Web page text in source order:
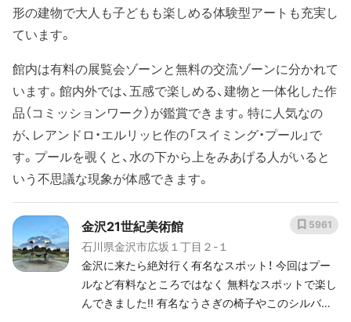
形の建物で大人も子どもも楽しめる体験型アートも充実し
ています。
館内は有料の展覧会ゾーンと無料の交流ゾーンに分かれて
います。館内外では、五感で楽しめる、建物と一体化した作
品（コミッションワーク）が鑑賞できます。特に人気なの
が、レアンドロ・エルリッヒ作の「スイミング・プール」で
す。プールを覗くと、水の下から上をみあげる人がいると
いう不思議な現象が体感できます。
金沢21世紀美術館
石川県金沢市広坂１丁目２-１
金沢に来たら絶対行く有名なスポット！ 今回はプー
ルなど有料なところではなく 無料なスポットで楽し
んできました!! 有名なうさぎの椅子やこのシルバー
5961